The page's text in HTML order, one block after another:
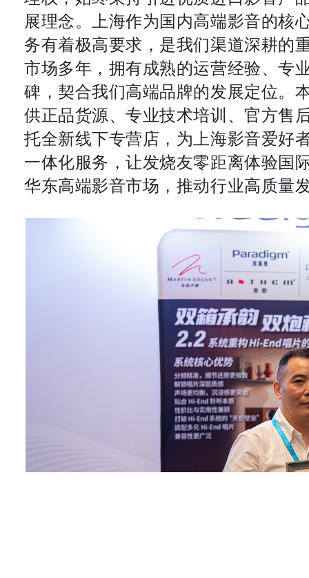
展理念。上海作为国内高端影音的核
务有着极高要求，是我们渠道深耕的
市场多年，拥有成熟的运营经验、专
碑，契合我们高端品牌的发展定位。
供正品货源、专业技术培训、官方售
托全新线下专营店，为上海影音爱好
一体化服务，让发烧友零距离体验国
华东高端影音市场，推动行业高质量